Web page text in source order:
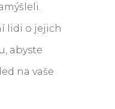
lidi o jejich
abyste
na vaše